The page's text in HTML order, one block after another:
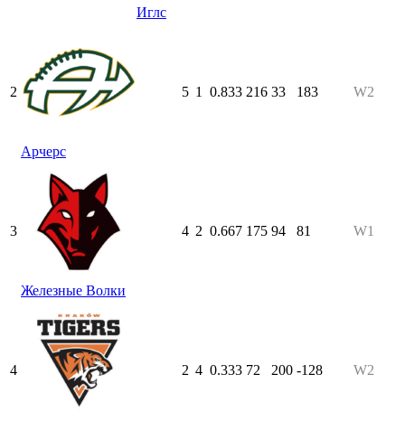
Иглс
2
Арчерс
5 1 0.833 216 33 183 W2
3
Железные Волки
4 2 0.667 175 94 81 W1
4 2 4 0.333 72 200 -128 W2